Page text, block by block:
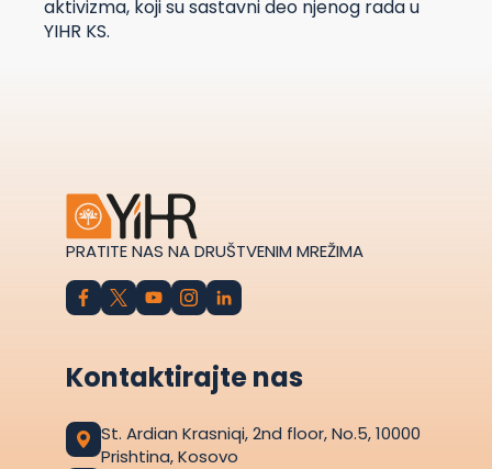
aktivizma, koji su sastavni deo njenog rada u
YIHR KS.
PRATITE NAS NA DRUŠTVENIM MREŽIMA
Kontaktirajte nas
St. Ardian Krasniqi, 2nd floor, No.5, 10000
Prishtina, Kosovo